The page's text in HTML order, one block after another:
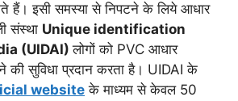
इसी समस्या से निपटने के लिये आधार
संस्था Unique identification
(UIDAI)लोगों को PVC आधार
सुविधा प्रदान करता है। UIDAI के
websiteके माध्यम से केवल 50